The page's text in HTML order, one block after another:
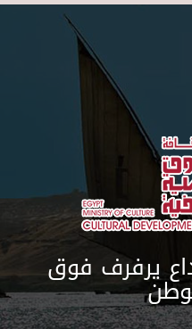
Skip to main content
يرفرف فوق